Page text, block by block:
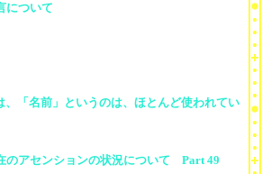
について
「名前」というのは、ほとんど使われてい
のアセンションの状況について Part 49